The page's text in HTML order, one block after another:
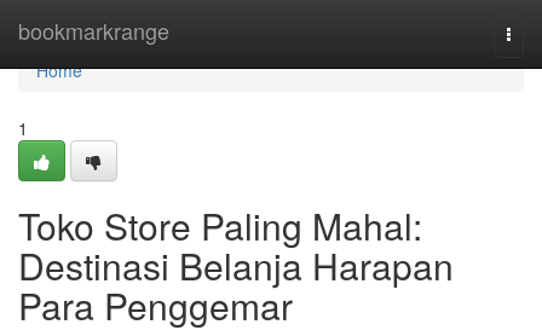
bookmarkrange
Home
Home
1
Toko Store Paling Mahal:
Destinasi Belanja Harapan
Para Penggemar